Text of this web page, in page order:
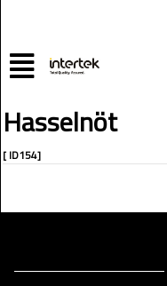
Hasselnöt
[ ID154]